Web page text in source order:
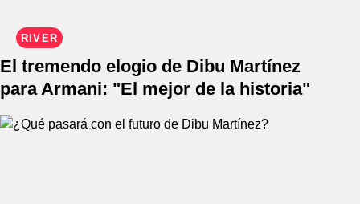
RIVER
El tremendo elogio de Dibu Martínez
para Armani: "El mejor de la historia"